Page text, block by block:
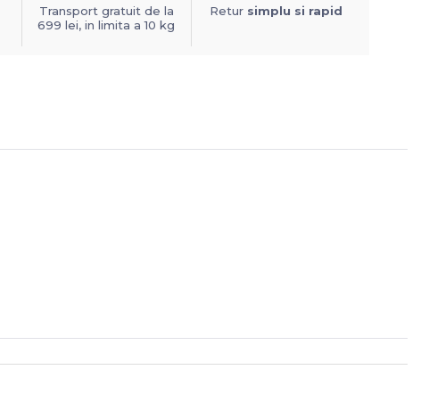
Transport gratuit de la
699 lei, in limita a 10 kg
Retur simplu si rapid